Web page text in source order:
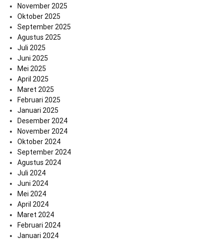
November 2025
Oktober 2025
September 2025
Agustus 2025
Juli 2025
Juni 2025
Mei 2025
April 2025
Maret 2025
Februari 2025
Januari 2025
Desember 2024
November 2024
Oktober 2024
September 2024
Agustus 2024
Juli 2024
Juni 2024
Mei 2024
April 2024
Maret 2024
Februari 2024
Januari 2024